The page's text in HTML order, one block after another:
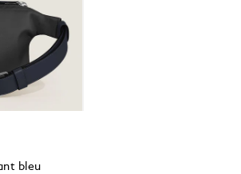
bleu